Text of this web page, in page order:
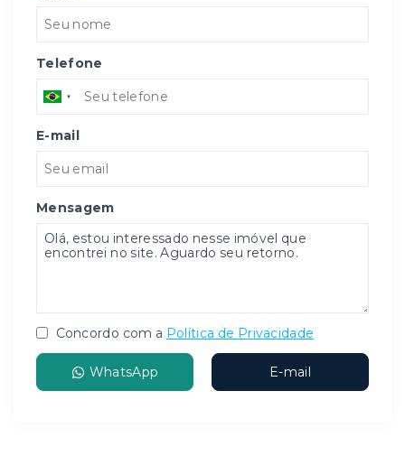
Telefone
E-mail
Mensagem
Concordo com a Política de Privacidade
WhatsApp E-mail